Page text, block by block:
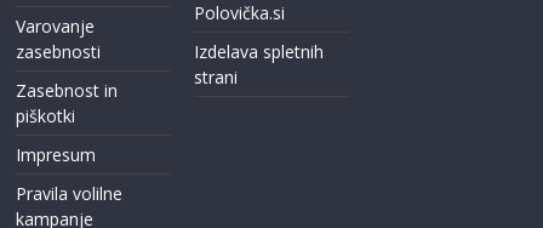
Varovanje
zasebnosti
Zasebnost in
piškotki
Impresum
Pravila volilne
kampanje
Polovička.si
Izdelava spletnih
strani